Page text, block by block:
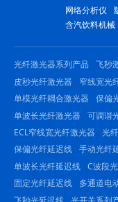
网络分析仪
含汽饮料机械
光纤激光器系列产品 飞秒
皮秒光纤激光器
窄线宽光
单模光纤耦合激光器
保偏
单波长光纤激光器
可调谐
ECL窄线宽光纤激光器
光
保偏光纤延迟线 手动光纤
单波长光纤延迟线 C波段
固定光纤延迟线
多通道电